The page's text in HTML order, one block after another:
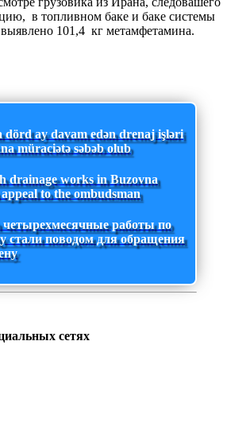
в топливном баке и баке системы
101,4 кг метамфетамина.
dörd ay davam edən drenaj işləri
müraciətə səbəb olub
drainage works in Buzovna
to the ombudsman
четырехмесячные работы по
стали поводом для обращения
сетях